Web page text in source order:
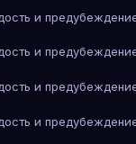
и
и
и
и